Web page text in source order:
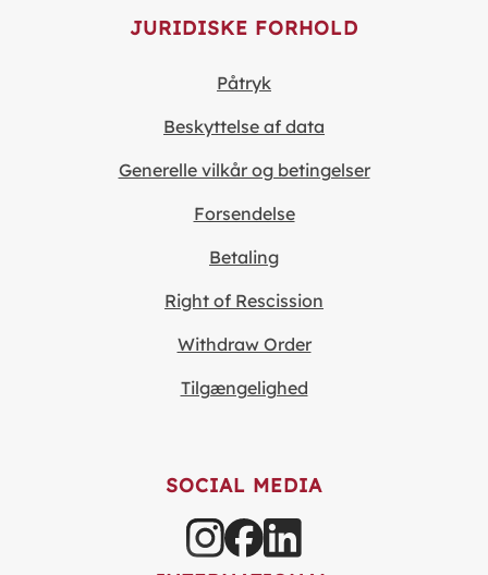
JURIDISKE FORHOLD
Påtryk
Beskyttelse af data
Generelle vilkår og betingelser
Forsendelse
Betaling
Right of Rescission
Withdraw Order
Tilgængelighed
SOCIAL MEDIA